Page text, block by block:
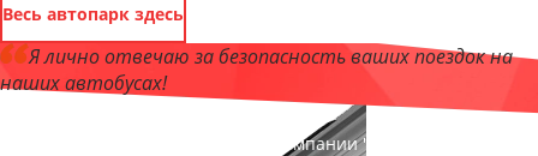
Весь автопарк здесь
Я лично отвечаю за безопасность ваших поездок на
наших автобусах!
, директор компании "АрхангельскБас"